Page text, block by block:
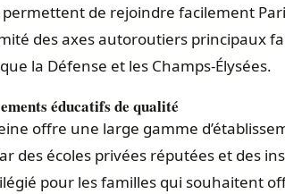
de rejoindre facilement
des axes autoroutiers principaux
la Défense et les Champs-Élysées.
éducatifs de qualité
offre une large gamme
des écoles privées réputées et des
pour les familles qui souhaitent